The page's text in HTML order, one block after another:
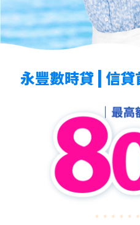
永豐數時貸 | 信